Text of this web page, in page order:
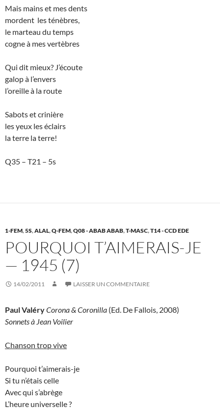
Mais mains et mes dents
mordent les ténèbres,
le marteau du temps
cogne à mes vertèbres
Qui dit mieux? J’écoute
galop à l’envers
l’oreille à la route
Sabots et crinière
les yeux les éclairs
la terre la terre!
Q35 – T21 – 5s
1-FEM,5S,ALAL,Q-FEM,Q08 - ABAB ABAB,T-MASC,T14 - CCD EDE
POURQUOI T’AIMERAIS-JE
— 1945 (7)
14/02/2011 LAISSER UN COMMENTAIRE
Paul ValéryCorona & Coronilla (Ed. De Fallois, 2008)
Sonnets à Jean Voilier
Chanson trop vive
Pourquoi t’aimerais-je
Si tu n’étais celle
Avec qui s’abrège
L’heure universelle ?